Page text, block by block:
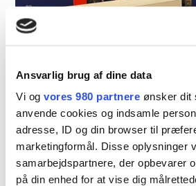
Ansvarlig brug af dine data
Vi og vores 980 partnere ønsker dit
anvende cookies og indsamle
adresse, ID og din browser til
marketingformål. Disse oplysninger
samarbejdspartnere, der opbevarer
på din enhed for at vise dig